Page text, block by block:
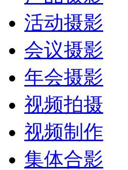
活动摄影
会议摄影
年会摄影
视频拍摄
视频制作
集体合影